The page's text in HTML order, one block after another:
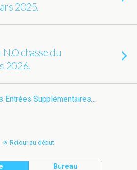
2025.
chasse du
2026.
Entrées Supplémentaires…
Retour au début
Bureau